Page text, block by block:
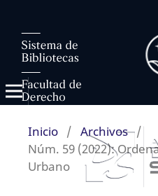
Inicio / Archivos /
Núm. 59 (2022):
Urbano